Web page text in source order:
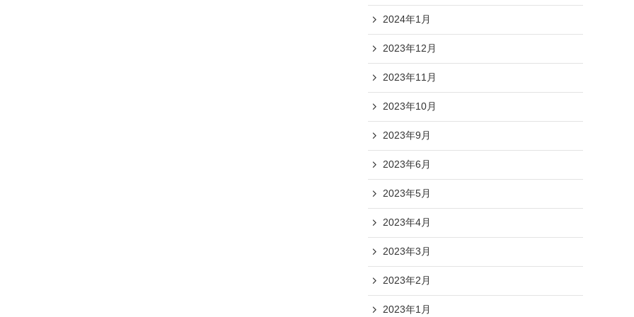
2024年1月
2023年12月
2023年11月
2023年10月
2023年9月
2023年6月
2023年5月
2023年4月
2023年3月
2023年2月
2023年1月